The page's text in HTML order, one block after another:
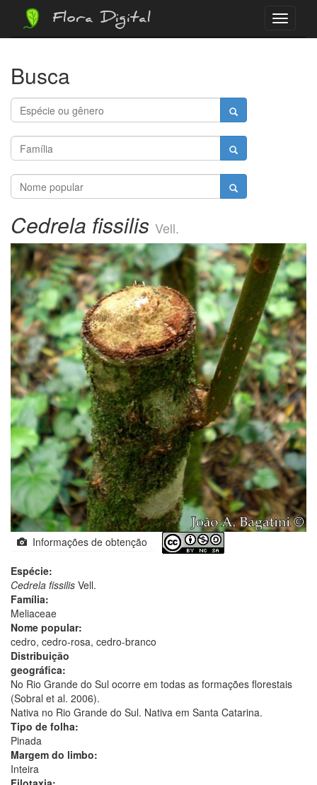
Menu
Flora Digital
Busca
Cedrela fissilis Vell.
Informações de obtenção
Espécie:
Cedrela fissilis Vell.
Família:
Meliaceae
Nome popular:
cedro, cedro-rosa, cedro-branco
Distribuição
geográfica:
No Rio Grande do Sul ocorre em todas as formações florestais
(Sobral et al. 2006).
Nativa no Rio Grande do Sul. Nativa em Santa Catarina.
Tipo de folha:
Pinada
Margem do limbo:
Inteira